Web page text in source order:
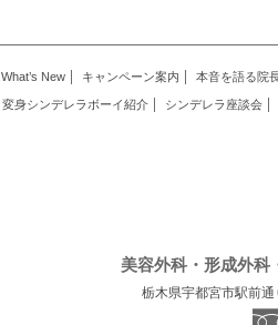
What’s New キャンペーン案内 本音を語る院
変身シンデレラボーイ紹介 シンデレラ座談会
美容外科・形成外科
栃木県宇都宮市駅前